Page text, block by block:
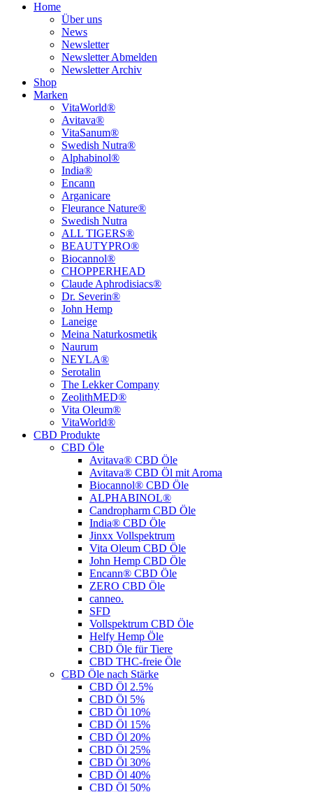
Home
Über uns
News
Newsletter
Newsletter Abmelden
Newsletter Archiv
Shop
Marken
VitaWorld®
Avitava®
VitaSanum®
Swedish Nutra®
Alphabinol®
India®
Encann
Arganicare
Fleurance Nature®
Swedish Nutra
ALL TIGERS®
BEAUTYPRO®
Biocannol®
CHOPPERHEAD
Claude Aphrodisiacs®
Dr. Severin®
John Hemp
Laneige
Meina Naturkosmetik
Naurum
NEYLA®
Serotalin
The Lekker Company
ZeolithMED®
Vita Oleum®
VitaWorld®
CBD Produkte
CBD Öle
Avitava® CBD Öle
Avitava® CBD Öl mit Aroma
Biocannol® CBD Öle
ALPHABINOL®
Candropharm CBD Öle
India® CBD Öle
Jinxx Vollspektrum
Vita Oleum CBD Öle
John Hemp CBD Öle
Encann® CBD Öle
ZERO CBD Öle
canneo.
SFD
Vollspektrum CBD Öle
Helfy Hemp Öle
CBD Öle für Tiere
CBD THC-freie Öle
CBD Öle nach Stärke
CBD Öl 2.5%
CBD Öl 5%
CBD Öl 10%
CBD Öl 15%
CBD Öl 20%
CBD Öl 25%
CBD Öl 30%
CBD Öl 40%
CBD Öl 50%